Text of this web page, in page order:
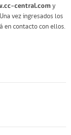
central.com y
vez ingresados los
en contacto con ellos.